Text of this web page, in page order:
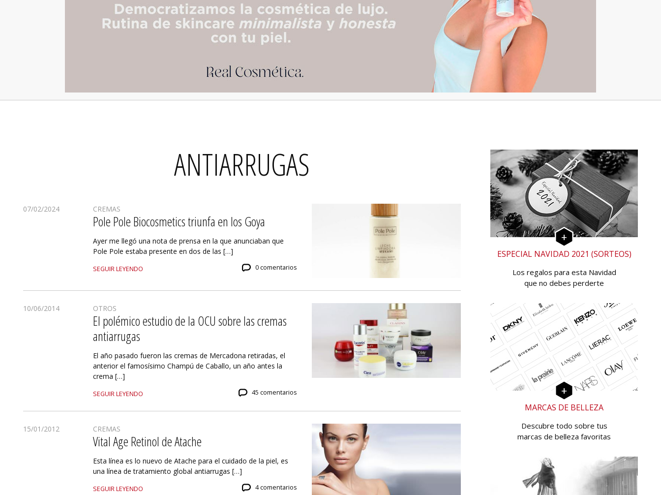
ANTIARRUGAS
07/02/2024 CREMAS
Pole Pole Biocosmetics triunfa en los Goya
Ayer me llegó una nota de prensa en la que anunciaban que
Pole Pole estaba presente en dos de las […]
SEGUIR LEYENDO 0 comentarios
10/06/2014 OTROS
El polémico estudio de la OCU sobre las cremas
antiarrugas
El año pasado fueron las cremas de Mercadona retiradas, el
anterior el famosísimo Champú de Caballo, un año antes la
crema […]
SEGUIR LEYENDO 45 comentarios
15/01/2012 CREMAS
Vital Age Retinol de Atache
Esta línea es lo nuevo de Atache para el cuidado de la piel, es
una línea de tratamiento global antiarrugas […]
SEGUIR LEYENDO 4 comentarios
ESPECIAL NAVIDAD 2021 (SORTEOS)
Los regalos para esta Navidad
que no debes perderte
MARCAS DE BELLEZA
Descubre todo sobre tus
marcas de belleza favoritas